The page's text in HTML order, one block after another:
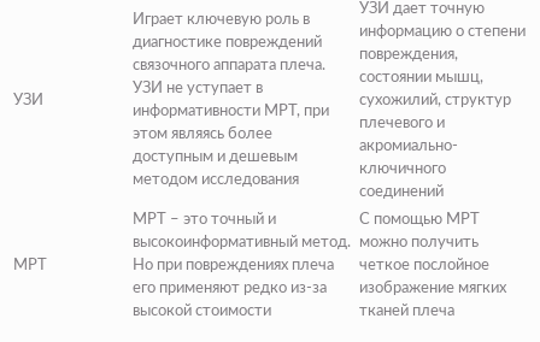
УЗИ
Играет ключевую роль в
диагностике повреждений
связочного аппарата плеча.
УЗИ не уступает в
информативности МРТ, при
этом являясь более
доступным и дешевым
методом исследования
УЗИ дает точную
информацию о степени
повреждения,
состоянии мышц,
сухожилий, структур
плечевого и
акромиально-
ключичного
соединений
МРТ
МРТ – это точный и
высокоинформативный метод.
Но при повреждениях плеча
его применяют редко из-за
высокой стоимости
С помощью МРТ
можно получить
четкое послойное
изображение мягких
тканей плеча